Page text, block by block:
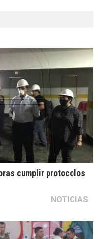
cumplir protocolos
NOTICIAS